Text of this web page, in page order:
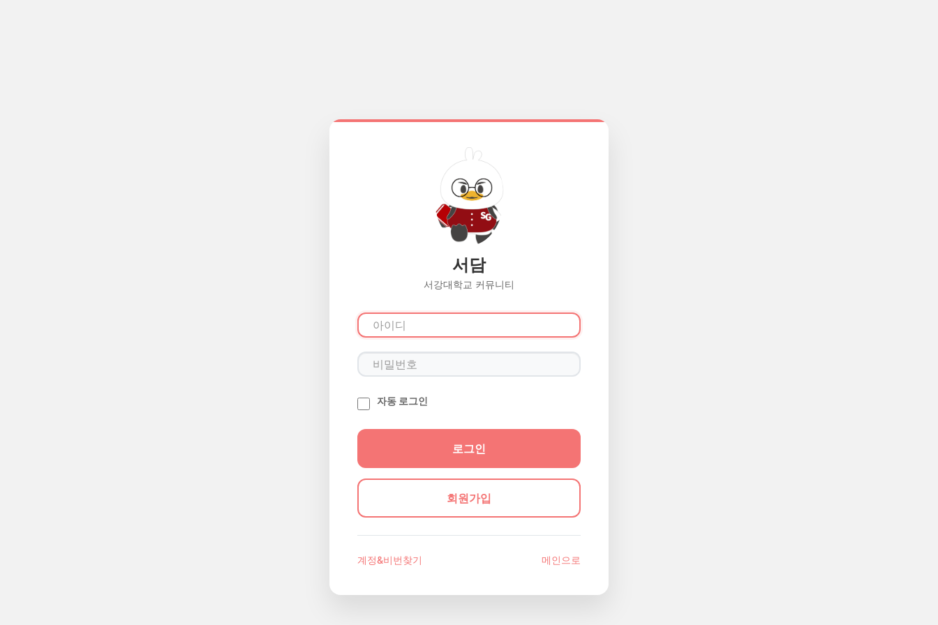
서담
서강대학교 커뮤니티
자동 로그인
회원가입
계정&비번찾기 메인으로